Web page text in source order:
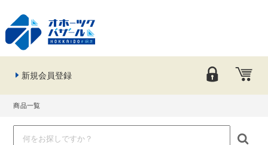
新規会員登録
商品一覧